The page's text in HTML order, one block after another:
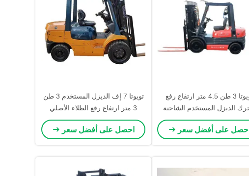
تويوتا 3 طن 4.5 متر ارتفاع رفع
الديزل المستخدم الشاحنة
ثلاثة مراحل الصوامع
احصل على أفضل سعر
تويوتا 7 إف الديزل المستخدم 3 طن
3 متر ارتفاع رفع الطلاء الأصلي
احصل على أفضل سعر